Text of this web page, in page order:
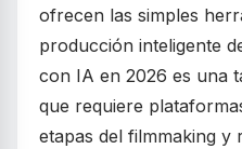
ofrecen las simples
producción inteligente
con IA en 2026 es una
que requiere
etapas del filmmaking y